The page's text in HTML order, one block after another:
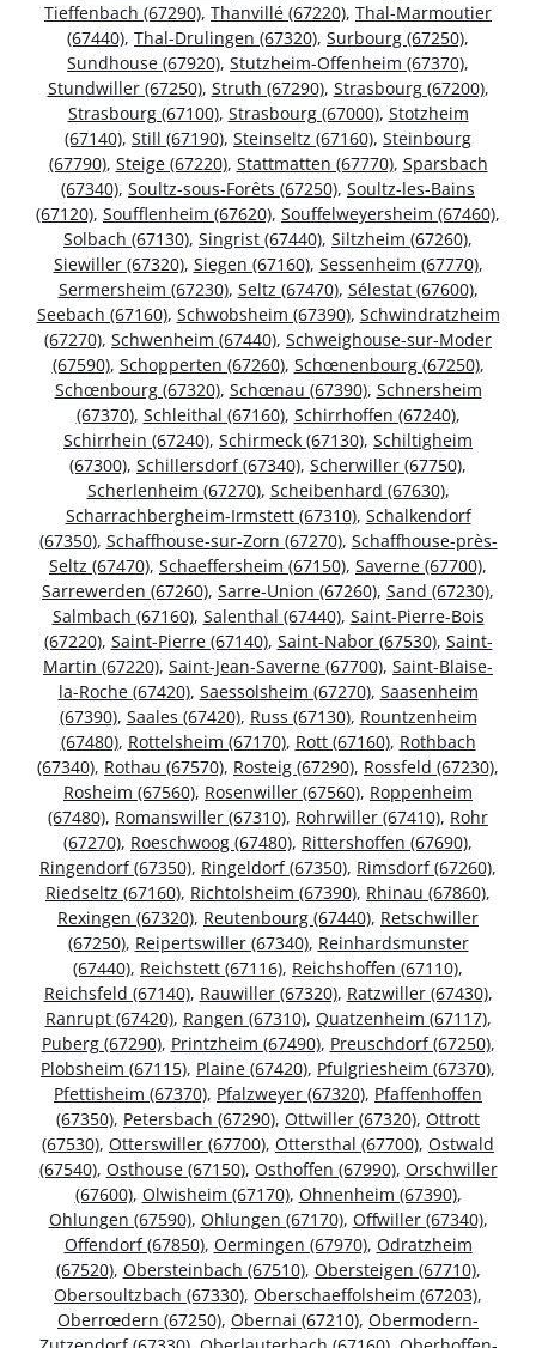
Tieffenbach (67290), Thanvillé (67220), Thal-Marmoutier
(67440), Thal-Drulingen (67320), Surbourg (67250),
Sundhouse (67920), Stutzheim-Offenheim (67370),
Stundwiller (67250), Struth (67290), Strasbourg (67200),
Strasbourg (67100), Strasbourg (67000), Stotzheim
(67140), Still (67190), Steinseltz (67160), Steinbourg
(67790), Steige (67220), Stattmatten (67770), Sparsbach
(67340), Soultz-sous-Forêts (67250), Soultz-les-Bains
(67120), Soufflenheim (67620), Souffelweyersheim (67460),
Solbach (67130), Singrist (67440), Siltzheim (67260),
Siewiller (67320), Siegen (67160), Sessenheim (67770),
Sermersheim (67230), Seltz (67470), Sélestat (67600),
Seebach (67160), Schwobsheim (67390), Schwindratzheim
(67270), Schwenheim (67440), Schweighouse-sur-Moder
(67590), Schopperten (67260), Schœnenbourg (67250),
Schœnbourg (67320), Schœnau (67390), Schnersheim
(67370), Schleithal (67160), Schirrhoffen (67240),
Schirrhein (67240), Schirmeck (67130), Schiltigheim
(67300), Schillersdorf (67340), Scherwiller (67750),
Scherlenheim (67270), Scheibenhard (67630),
Scharrachbergheim-Irmstett (67310), Schalkendorf
(67350), Schaffhouse-sur-Zorn (67270), Schaffhouse-près-
Seltz (67470), Schaeffersheim (67150), Saverne (67700),
Sarrewerden (67260), Sarre-Union (67260), Sand (67230),
Salmbach (67160), Salenthal (67440), Saint-Pierre-Bois
(67220), Saint-Pierre (67140), Saint-Nabor (67530), Saint-
Martin (67220), Saint-Jean-Saverne (67700), Saint-Blaise-
la-Roche (67420), Saessolsheim (67270), Saasenheim
(67390), Saales (67420), Russ (67130), Rountzenheim
(67480), Rottelsheim (67170), Rott (67160), Rothbach
(67340), Rothau (67570), Rosteig (67290), Rossfeld (67230),
Rosheim (67560), Rosenwiller (67560), Roppenheim
(67480), Romanswiller (67310), Rohrwiller (67410), Rohr
(67270), Roeschwoog (67480), Rittershoffen (67690),
Ringendorf (67350), Ringeldorf (67350), Rimsdorf (67260),
Riedseltz (67160), Richtolsheim (67390), Rhinau (67860),
Rexingen (67320), Reutenbourg (67440), Retschwiller
(67250), Reipertswiller (67340), Reinhardsmunster
(67440), Reichstett (67116), Reichshoffen (67110),
Reichsfeld (67140), Rauwiller (67320), Ratzwiller (67430),
Ranrupt (67420), Rangen (67310), Quatzenheim (67117),
Puberg (67290), Printzheim (67490), Preuschdorf (67250),
Plobsheim (67115), Plaine (67420), Pfulgriesheim (67370),
Pfettisheim (67370), Pfalzweyer (67320), Pfaffenhoffen
(67350), Petersbach (67290), Ottwiller (67320), Ottrott
(67530), Otterswiller (67700), Ottersthal (67700), Ostwald
(67540), Osthouse (67150), Osthoffen (67990), Orschwiller
(67600), Olwisheim (67170), Ohnenheim (67390),
Ohlungen (67590), Ohlungen (67170), Offwiller (67340),
Offendorf (67850), Oermingen (67970), Odratzheim
(67520), Obersteinbach (67510), Obersteigen (67710),
Obersoultzbach (67330), Oberschaeffolsheim (67203),
Oberrœdern (67250), Obernai (67210), Obermodern-